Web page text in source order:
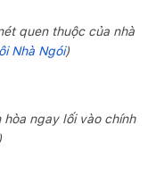
quen thuộc của nhà
Nhà Ngói)
hòa ngay lối vào chính